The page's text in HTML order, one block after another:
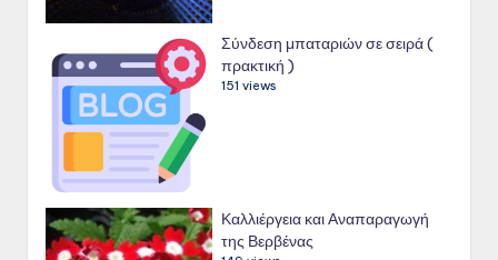
Σύνδεση μπαταριών σε σειρά (
πρακτική )
151 views
Καλλιέργεια και Αναπαραγωγή
της Βερβένας